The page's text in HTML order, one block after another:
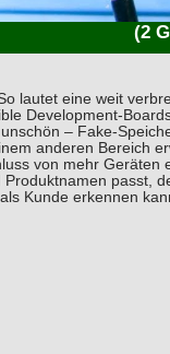
(2
lautet eine weit
Development-
– Fake-
anderen Bereich
von mehr Geräten
passt,
Kunde erkennen